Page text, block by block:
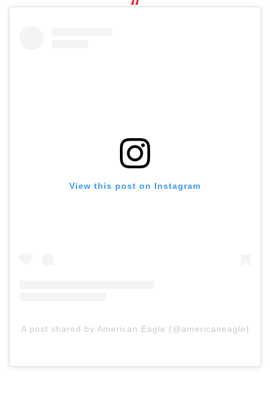
View this post on Instagram
A post shared by American Eagle (@americaneagle)